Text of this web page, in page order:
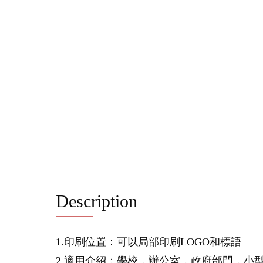
Description
1.印刷位置：可以局部印刷LOGO和標語